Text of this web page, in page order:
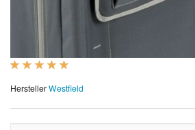
HerstellerWestfield